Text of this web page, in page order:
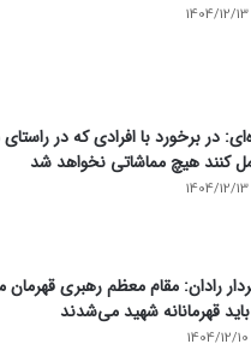
1404/12/13
در برخورد با افرادی که در
کنند هیچ مماشاتی نخواهد شد
1404/12/13
رادان: مقام معظم رهبری قهرمان
قهرمانانه شهید می‌شدند
1404/12/10